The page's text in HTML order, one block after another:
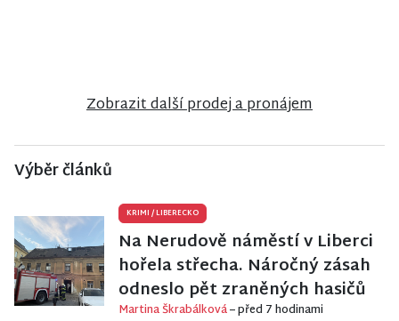
Zobrazit další prodej a pronájem
Výběr článků
KRIMI /LIBERECKO
Na Nerudově náměstí v Liberci
hořela střecha. Náročný zásah
odneslo pět zraněných hasičů
Martina Škrabálková– před 7 hodinami